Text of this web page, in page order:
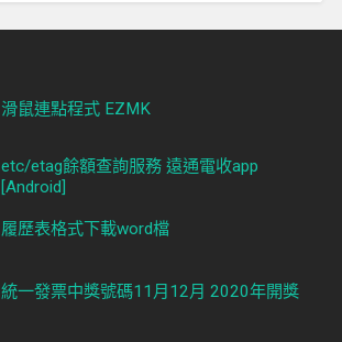
滑鼠連點程式 EZMK
etc/etag餘額查詢服務 遠通電收app
[Android]
履歷表格式下載word檔
統一發票中獎號碼11月12月 2020年開獎